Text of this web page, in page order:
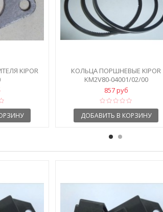
KIPOR
КОЛЬЦА ПОРШНЕВЫЕ KIPOR
KM2V80-04001/02/00
857 руб
ДОБАВИТЬ В КОРЗИНУ